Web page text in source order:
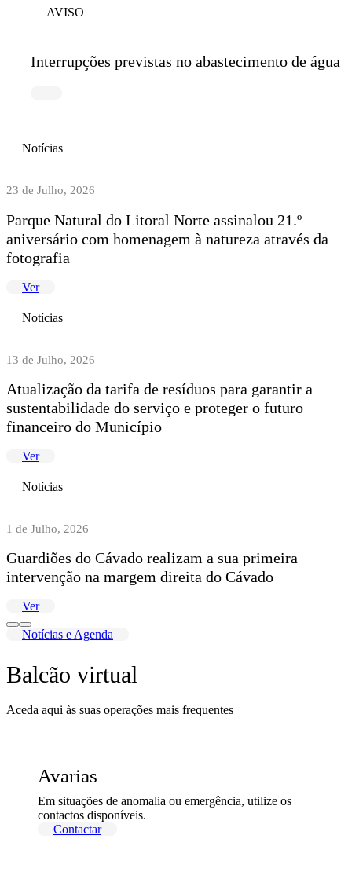
AVISO
Interrupções previstas no abastecimento de água
Notícias
23 de Julho, 2026
Parque Natural do Litoral Norte assinalou 21.º
aniversário com homenagem à natureza através da
fotografia
Ver
Notícias
13 de Julho, 2026
Atualização da tarifa de resíduos para garantir a
sustentabilidade do serviço e proteger o futuro
financeiro do Município
Ver
Notícias
1 de Julho, 2026
Guardiões do Cávado realizam a sua primeira
intervenção na margem direita do Cávado
Ver
Notícias e Agenda
Balcão virtual
Aceda aqui às suas operações mais frequentes
Avarias
Em situações de anomalia ou emergência, utilize os
contactos disponíveis.
Contactar